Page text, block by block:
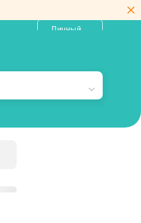
Личный